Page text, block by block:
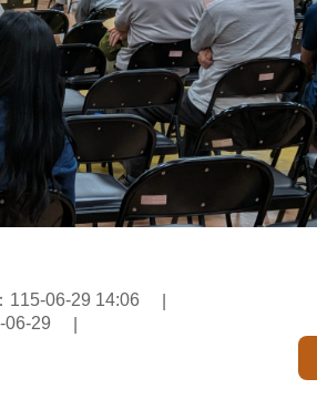
115-06-29 14:06
06-29